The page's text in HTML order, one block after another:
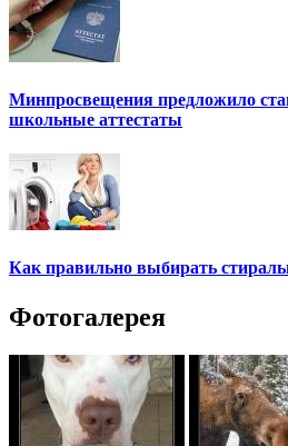
Минпросвещения предложило
школьные аттестаты
Как правильно выбирать
Фотогалерея